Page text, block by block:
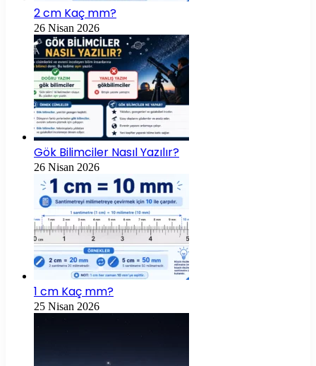
2 cm Kaç mm?
26 Nisan 2026
Gök Bilimciler Nasıl Yazılır?
26 Nisan 2026
1 cm Kaç mm?
25 Nisan 2026